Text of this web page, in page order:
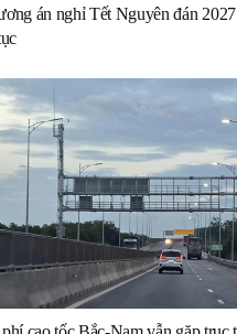
án nghỉ Tết Nguyên đán